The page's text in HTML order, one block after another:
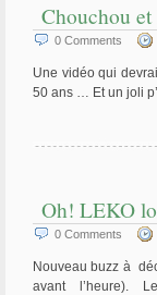
Chouchou
0 Comments
Une vidéo qui
50 ans … Et un joli
Oh! LEKO
0 Comments
Nouveau buzz à
avant l’heure).